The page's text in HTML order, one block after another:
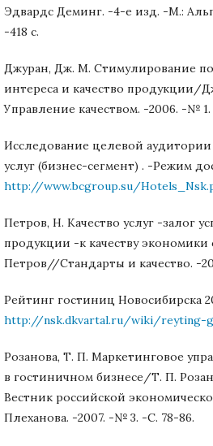
Эдвардс Деминг. -4-е изд. -М.:
-418 с.
Джуран, Дж. М. Стимулирование
интереса и качество
Управление качеством. -2006. -№ 1.
Исследование целевой
услуг (бизнес-сегмент) . -Режим
http://www.bcgroup.su/
Петров, Н. Качество услуг -залог
продукции -к качеству
Петров//Стандарты и качество. -
Рейтинг гостиниц Новосибирска
http://nsk.dkvartal.ru/wiki/reyting-
Розанова, Т. П. Маркетинговое
в гостиничном бизнесе/Т. П.
Вестник российской
Плеханова. -2007. -№ 3. -С. 78-86.